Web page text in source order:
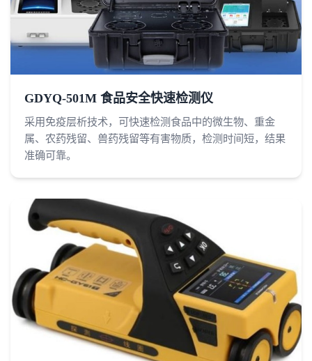
GDYQ-501M 食品安全快速检测仪
采用免疫层析技术，可快速检测食品中的微生物、重金
属、农药残留、兽药残留等有害物质，检测时间短，结果
准确可靠。